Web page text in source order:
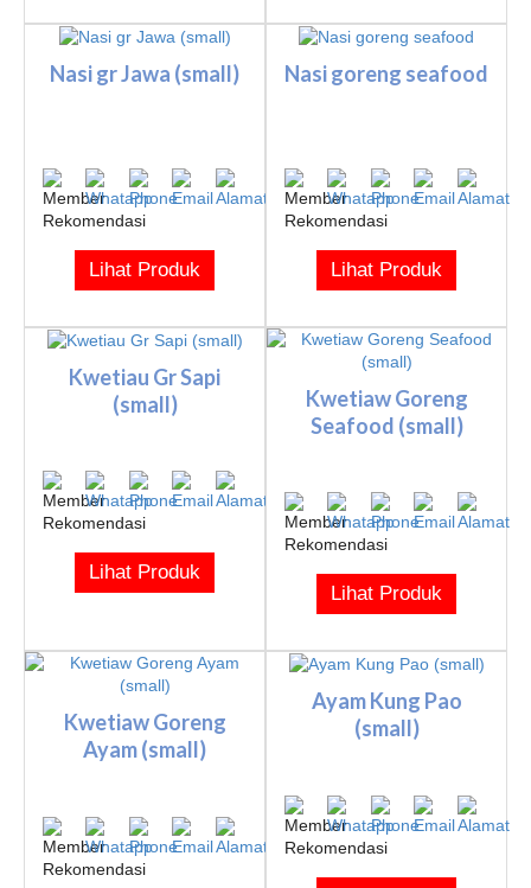
Nasi gr Jawa (small)
Lihat Produk
Nasi goreng seafood
Lihat Produk
Kwetiau Gr Sapi
(small)
Lihat Produk
Kwetiaw Goreng
Seafood (small)
Lihat Produk
Kwetiaw Goreng
Ayam (small)
Ayam Kung Pao
(small)